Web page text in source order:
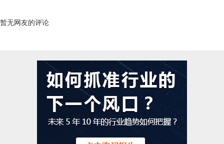
暂无网友的评论